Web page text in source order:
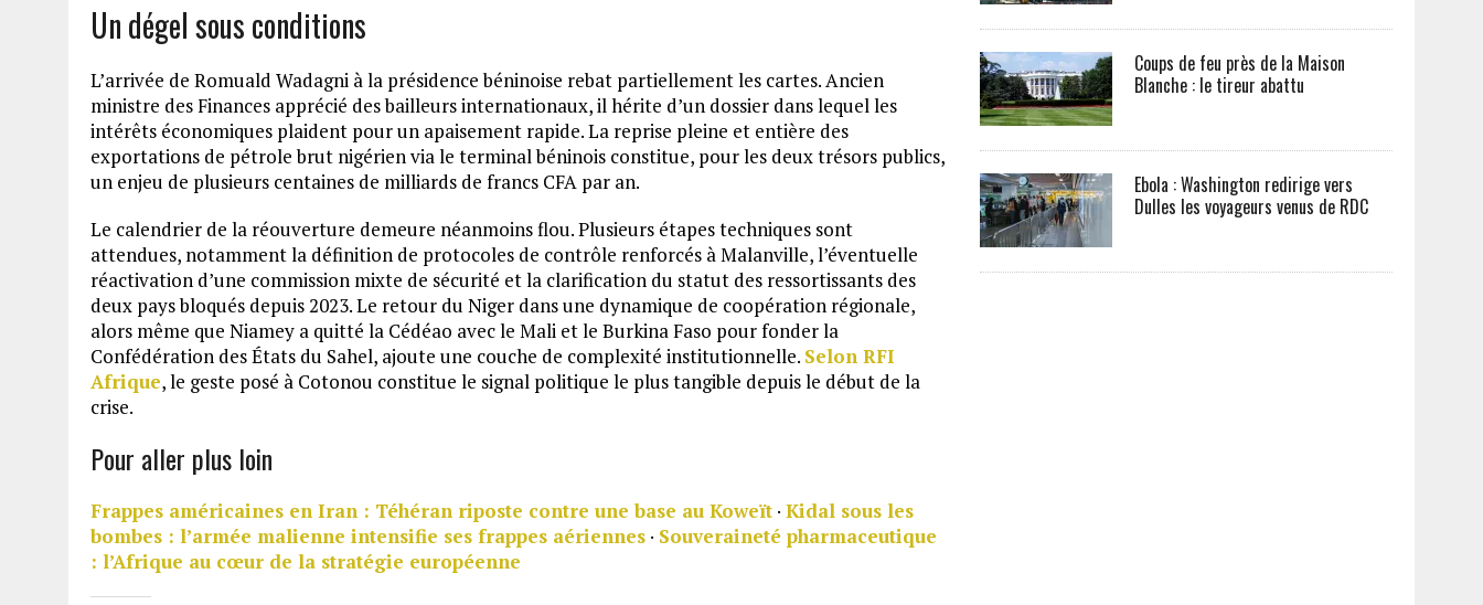
Un dégel sous conditions
L’arrivée de Romuald Wadagni à la présidence béninoise rebat partiellement les cartes. Ancien
ministre des Finances apprécié des bailleurs internationaux, il hérite d’un dossier dans lequel les
intérêts économiques plaident pour un apaisement rapide. La reprise pleine et entière des
exportations de pétrole brut nigérien via le terminal béninois constitue, pour les deux trésors publics,
un enjeu de plusieurs centaines de milliards de francs CFA par an.
Le calendrier de la réouverture demeure néanmoins flou. Plusieurs étapes techniques sont
attendues, notamment la définition de protocoles de contrôle renforcés à Malanville, l’éventuelle
réactivation d’une commission mixte de sécurité et la clarification du statut des ressortissants des
deux pays bloqués depuis 2023. Le retour du Niger dans une dynamique de coopération régionale,
alors même que Niamey a quitté la Cédéao avec le Mali et le Burkina Faso pour fonder la
Confédération des États du Sahel, ajoute une couche de complexité institutionnelle. Selon RFI
Afrique, le geste posé à Cotonou constitue le signal politique le plus tangible depuis le début de la
crise.
Pour aller plus loin
Frappes américaines en Iran : Téhéran riposte contre une base au Koweït · Kidal sous les
bombes : l’armée malienne intensifie ses frappes aériennes · Souveraineté pharmaceutique
: l’Afrique au cœur de la stratégie européenne
Coups de feu près de la Maison
Blanche : le tireur abattu
Ebola : Washington redirige vers
Dulles les voyageurs venus de RDC